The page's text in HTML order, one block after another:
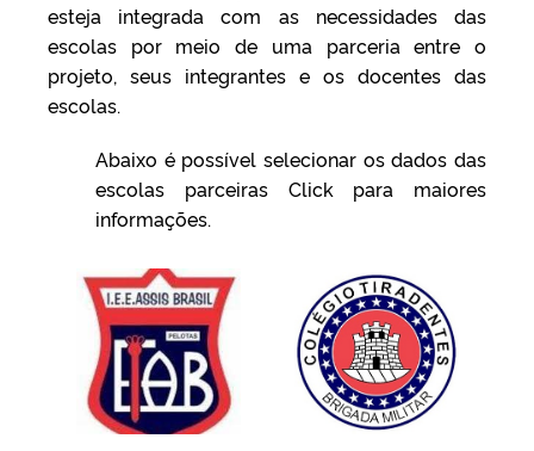
esteja integrada com as necessidades das
escolas por meio de uma parceria entre o
projeto, seus integrantes e os docentes das
escolas.
Abaixo é possível selecionar os dados das
escolas parceiras Click para maiores
informações.